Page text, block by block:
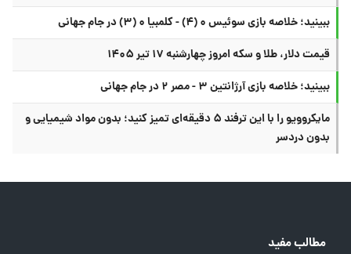
ببینید؛ خلاصه بازی سوئیس ۰ (۴) - کلمبیا ۰ (۳) در جام جهانی
قیمت دلار، طلا و سکه امروز چهارشنبه ۱۷ تیر ۱۴۰۵
ببینید؛ خلاصه بازی آرژانتین ۳ - مصر ۲ در جام جهانی
مایکروویو را با این ترفند ۵ دقیقه‌ای تمیز کنید؛ بدون مواد شیمیایی و
بدون دردسر
مطالب مفید